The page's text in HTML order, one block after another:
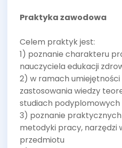
Praktyka zawodowa
Celem praktyk jest:
1) poznanie charakteru
nauczyciela edukacji
2) w ramach
zastosowania wiedzy
studiach podyplomowych
3) poznanie
metodyki pracy, narzędzi
przedmiotu